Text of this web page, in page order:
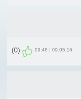
09.05.16 | 09:48
(0)